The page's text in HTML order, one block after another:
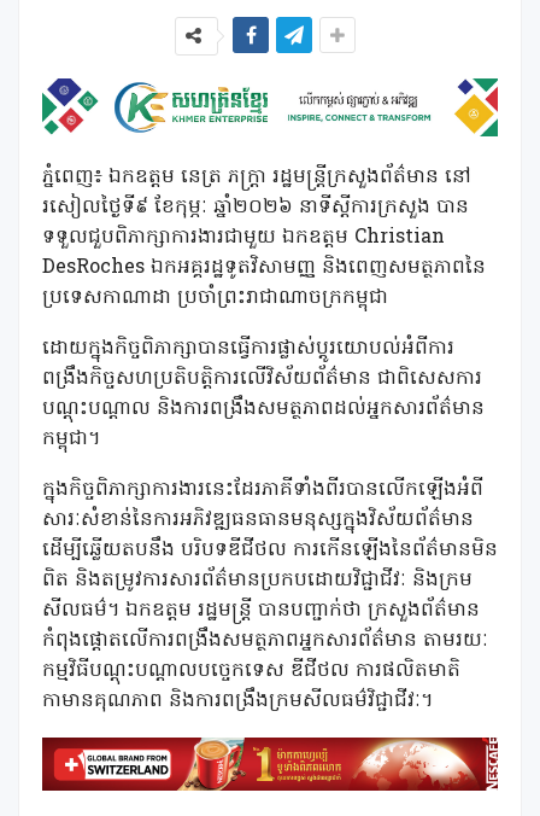
ភ្នំពេញ៖ ឯកឧត្តម នេត្រ ភក្ត្រា រដ្ឋមន្ត្រីក្រសួងព័ត៌មាន នៅ
រសៀលថ្ងៃទី៩ ខែកុម្ភៈ ឆ្នាំ២០២៦ នាទីស្តីការក្រសួង បាន
ទទួលជួបពិភាក្សាការងារជាមួយ ឯកឧត្តម Christian
DesRoches ឯកអគ្គរដ្ឋទូតវិសាមញ្ញ និងពេញសមត្ថភាពនៃ
ប្រទេសកាណាដា ប្រចាំព្រះរាជាណាចក្រកម្ពុជា
ដោយក្នុងកិច្ចពិភាក្សាបានធ្វើការផ្លាស់ប្តូរយោបល់អំពីការ
ពង្រឹងកិច្ចសហប្រតិបត្តិការលើវិស័យព័ត៌មាន ជាពិសេសការ
បណ្តុះបណ្តាល និងការពង្រឹងសមត្ថភាពដល់អ្នកសារព័ត៌មាន
កម្ពុជា។
ក្នុងកិច្ចពិភាក្សាការងារនេះដែរភាគីទាំងពីរបានលើកឡើងអំពី
សារៈសំខាន់នៃការអភិវឌ្ឍធនធានមនុស្សក្នុងវិស័យព័ត៌មាន
ដើម្បីឆ្លើយតបនឹង បរិបទឌីជីថល ការកើនឡើងនៃព័ត៌មានមិន
ពិត និងតម្រូវការសារព័ត៌មានប្រកបដោយវិជ្ជាជីវៈ និងក្រម
សីលធម៌។ ឯកឧត្តម រដ្ឋមន្ត្រី បានបញ្ជាក់ថា ក្រសួងព័ត៌មាន
កំពុងផ្តោតលើការពង្រឹងសមត្ថភាពអ្នកសារព័ត៌មាន តាមរយៈ
កម្មវិធីបណ្តុះបណ្តាលបច្ចេកទេស ឌីជីថល ការផលិតមាតិ
កាមានគុណភាព និងការពង្រឹងក្រមសីលធម៌វិជ្ជាជីវៈ។